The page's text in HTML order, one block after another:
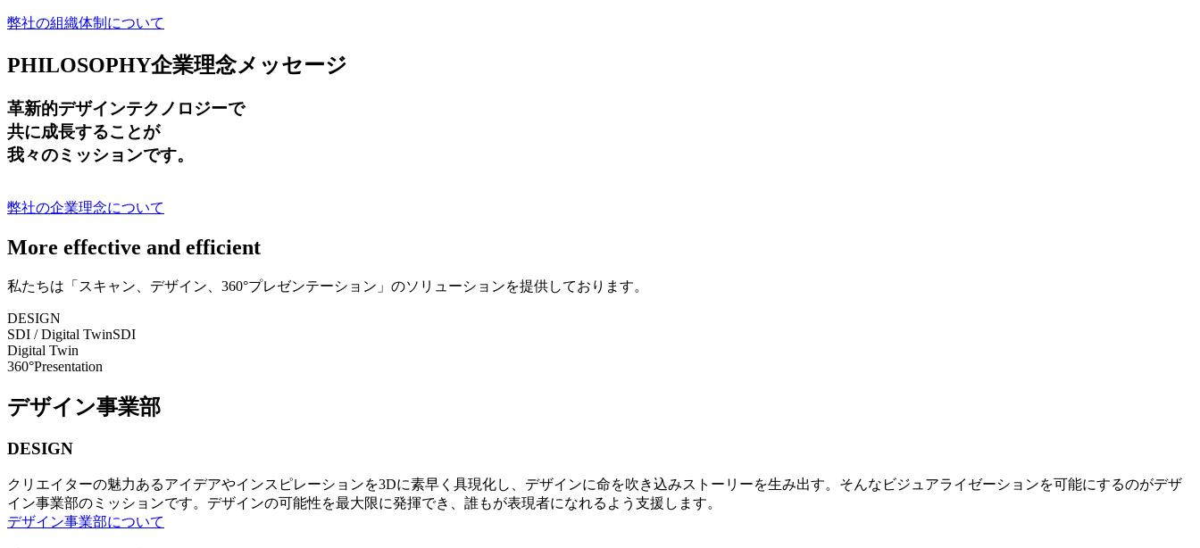
弊社の組織体制について
PHILOSOPHY企業理念メッセージ
革新的デザインテクノロジーで
共に成長することが
我々のミッションです。
弊社の企業理念について
More effective and efficient
私たちは「スキャン、デザイン、360°プレゼンテーション」のソリューションを提供しております。
DESIGN
SDI / Digital TwinSDI
Digital Twin
360°Presentation
デザイン事業部
DESIGN
クリエイターの魅力あるアイデアやインスピレーションを3Dに素早く具現化し、デザインに命を吹き込みストーリーを生み出す。そんなビジュアライゼーションを可能にするのがデザ
イン事業部のミッションです。デザインの可能性を最大限に発揮でき、誰もが表現者になれるよう支援します。
デザイン事業部について